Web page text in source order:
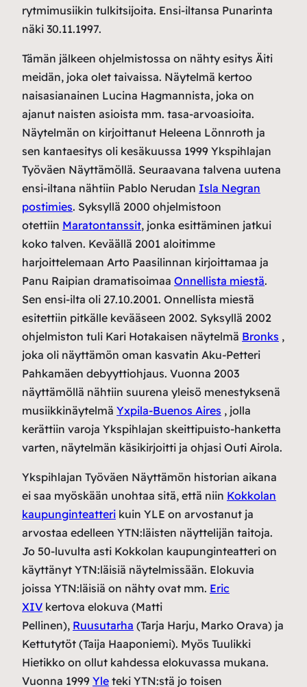
rytmimusiikin tulkitsijoita. Ensi-iltansa Punarinta
näki 30.11.1997.
Tämän jälkeen ohjelmistossa on nähty esitys Äiti
meidän, joka olet taivaissa. Näytelmä kertoo
naisasianainen Lucina Hagmannista, joka on
ajanut naisten asioista mm. tasa-arvoasioita.
Näytelmän on kirjoittanut Heleena Lönnroth ja
sen kantaesitys oli kesäkuussa 1999 Ykspihlajan
Työväen Näyttämöllä. Seuraavana talvena uutena
ensi-iltana nähtiin Pablo Nerudan Isla Negran
postimies. Syksyllä 2000 ohjelmistoon
otettiin Maratontanssit, jonka esittäminen jatkui
koko talven. Keväällä 2001 aloitimme
harjoittelemaan Arto Paasilinnan kirjoittamaa ja
Panu Raipian dramatisoimaa Onnellista miestä.
Sen ensi-ilta oli 27.10.2001. Onnellista miestä
esitettiin pitkälle kevääseen 2002. Syksyllä 2002
ohjelmiston tuli Kari Hotakaisen näytelmä Bronks ,
joka oli näyttämön oman kasvatin Aku-Petteri
Pahkamäen debyyttiohjaus. Vuonna 2003
näyttämöllä nähtiin suurena yleisö menestyksenä
musiikkinäytelmä Yxpila-Buenos Aires , jolla
kerättiin varoja Ykspihlajan skeittipuisto-hanketta
varten, näytelmän käsikirjoitti ja ohjasi Outi Airola.
Ykspihlajan Työväen Näyttämön historian aikana
ei saa myöskään unohtaa sitä, että niin Kokkolan
kaupunginteatteri kuin YLE on arvostanut ja
arvostaa edelleen YTN:läisten näyttelijän taitoja.
Jo 50-luvulta asti Kokkolan kaupunginteatteri on
käyttänyt YTN:läisiä näytelmissään. Elokuvia
joissa YTN:läisiä on nähty ovat mm. Eric
XIV kertova elokuva (Matti
Pellinen), Ruusutarha (Tarja Harju, Marko Orava) ja
Kettutytöt (Taija Haaponiemi). Myös Tuulikki
Hietikko on ollut kahdessa elokuvassa mukana.
Vuonna 1999 Yle teki YTN:stä jo toisen